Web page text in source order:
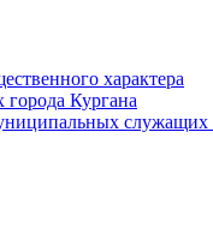
характера
Кургана